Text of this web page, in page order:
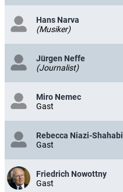
Hans Narva
(Musiker)
Jürgen Neffe
(Journalist)
Miro Nemec
Gast
Rebecca Niazi-Shahabi
Gast
Friedrich Nowottny
Gast